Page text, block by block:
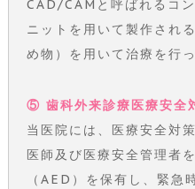
CAD/CAMと呼ばれるコ
ニットを用いて製作され
め物）を用いて治療を行
⑤ 歯科外来診療医療安全
当医院には、医療安全対
医師及び医療安全管理者
（AED）を保有し、緊急